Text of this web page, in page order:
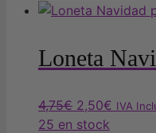
Loneta
4,75€ El
precio
2,50€ El
IVA
25 en stock